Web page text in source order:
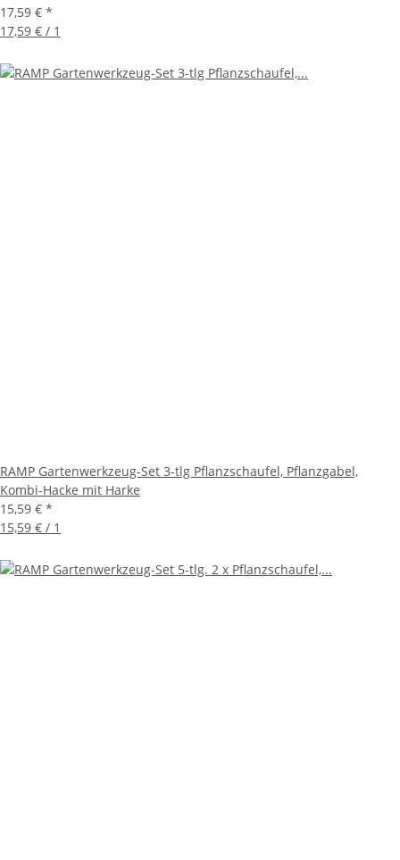
17,59 € *
17,59 € / 1
RAMP Gartenwerkzeug-Set 3-tlg Pflanzschaufel, Pflanzgabel,
Kombi-Hacke mit Harke
15,59 € *
15,59 € / 1